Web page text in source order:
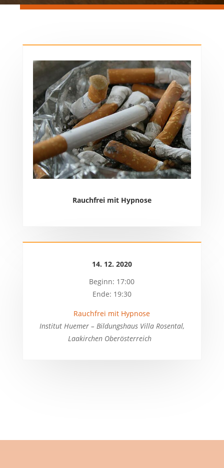
Rauchfrei mit Hypnose
14. 12. 2020
Beginn: 17:00
Ende: 19:30
Rauchfrei mit Hypnose
Institut Huemer – Bildungshaus Villa Rosental,
Laakirchen Oberösterreich